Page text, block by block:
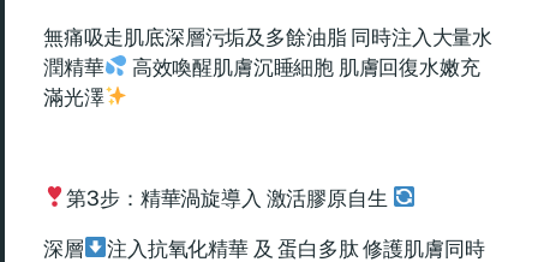
無痛吸走肌底深層污垢及多餘油脂 同時注入大量水
潤精華
高效喚醒肌膚沉睡細胞 肌膚回復水嫩充
滿光澤
第3步：精華渦旋導入 激活膠原自生
深層
注入抗氧化精華 及 蛋白多肽 修護肌膚同時